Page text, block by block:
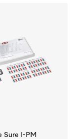
Sure I-PM